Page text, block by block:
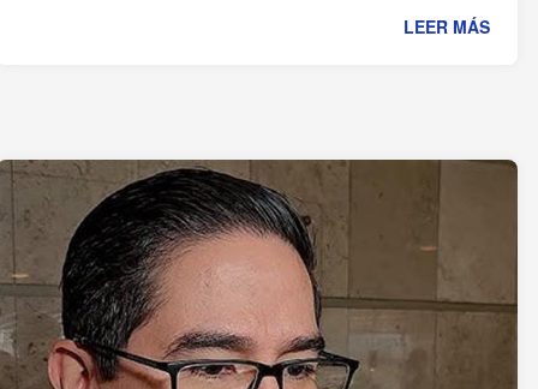
LEER MÁS